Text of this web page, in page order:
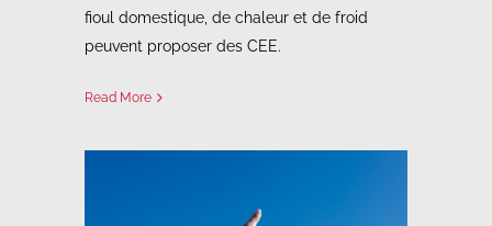
fioul domestique, de chaleur et de froid
peuvent proposer des CEE.
Read More